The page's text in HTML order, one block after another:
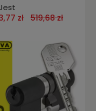
Jest
zł 519,68 zł